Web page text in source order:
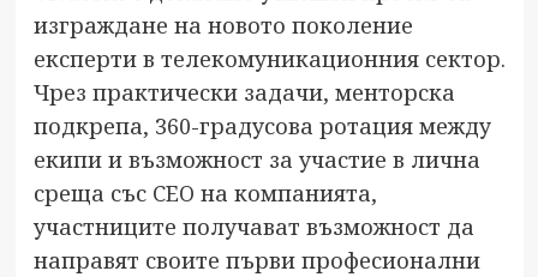
изграждане на новото поколение
експерти в телекомуникационния сектор.
Чрез практически задачи, менторска
подкрепа, 360-градусова ротация между
екипи и възможност за участие в лична
среща със CEO на компанията,
участниците получават възможност да
направят своите първи професионални